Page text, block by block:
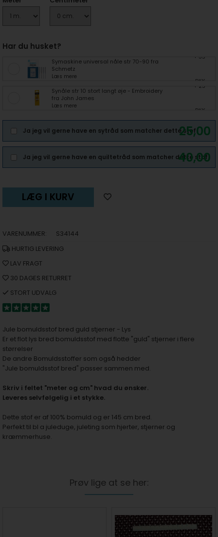
Har du husket?
Symaskine universal nåle str 70-90 fra
Schmetz
Læs mere
+ 35
DKK
Synåle str 10 stort langt øje - Embroidery
fra John James
Læs mere
+ 25
DKK
25,00
Ja jeg vil gerne have en sytråd som matcher dette stof.
40,00
Ja jeg vil gerne have en quiltetråd som matcher dette stof.
LÆG I KURV
VARENUMMER:
S34144
HURTIG LEVERING
LAV FRAGT
30 DAGES RETURRET
STORT UDVALG
Jule bomuldsstof bred guld stjerner - Lys
Er et flot lys bred bomuldsstof med flotte "guld" stjerner i flere
størrelser
De andre Bomuldsstoffer som også hedder
"Jule bomuldsstof bred" passer sammen med.
Skriv i feltet "meter og cm" hvad du ønsker.
Leveres selvfølgelig i et stykke.
Dette stof er af 100% bomuld og er 145 cm bred.
Perfekt til bl a juleduge, juleting som hjerter, stjerner og
kræmmerhuse.
Prøv lige at se her: